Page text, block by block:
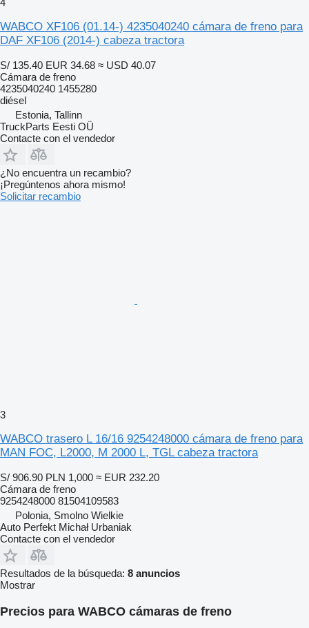
4
WABCO XF106 (01.14-) 4235040240 cámara de freno para
DAF XF106 (2014-) cabeza tractora
S/ 135.40 EUR 34.68 ≈ USD 40.07
Cámara de freno
4235040240 1455280
diésel
Estonia, Tallinn
TruckParts Eesti OÜ
Contacte con el vendedor
¿No encuentra un recambio?
¡Pregúntenos ahora mismo!
Solicitar recambio
3
WABCO trasero L 16/16 9254248000 cámara de freno para
MAN FOC, L2000, M 2000 L, TGL cabeza tractora
S/ 906.90 PLN 1,000 ≈ EUR 232.20
Cámara de freno
9254248000 81504109583
Polonia, Smolno Wielkie
Auto Perfekt Michał Urbaniak
Contacte con el vendedor
Resultados de la búsqueda: 8 anuncios
Mostrar
Precios para WABCO cámaras de freno